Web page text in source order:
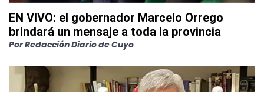
EN VIVO: el gobernador Marcelo Orrego
brindará un mensaje a toda la provincia
PorRedacción Diario de Cuyo